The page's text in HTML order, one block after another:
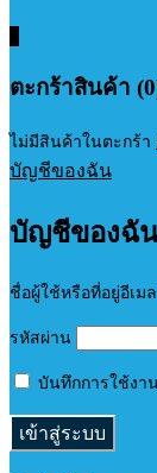
ตะกร้าสินค้า
ไม่มีสินค้าในตะกร้า
บัญชีของฉัน
บัญชีของฉัน
ชื่อผู้ใช้หรือที่อยู่อีเมล
รหัสผ่าน
บันทึกการใช้งา